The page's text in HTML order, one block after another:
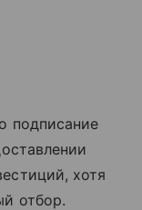
подписание
хотя
отбор.